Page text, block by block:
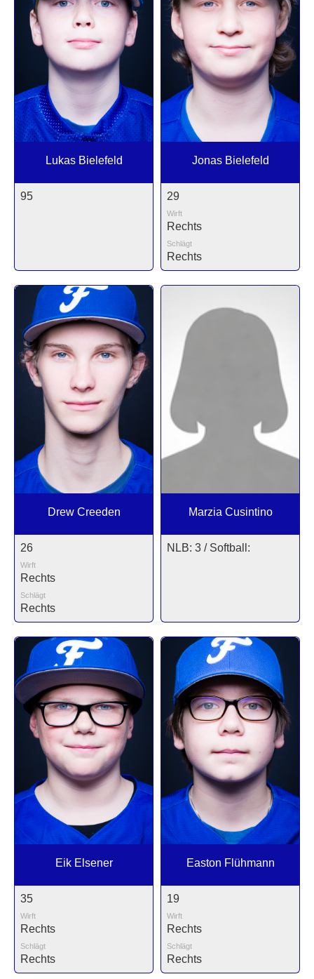
Lukas Bielefeld
95
Jonas Bielefeld
29
Wirft
Rechts
Schlägt
Rechts
Drew Creeden
26
Wirft
Rechts
Schlägt
Rechts
Marzia Cusintino
NLB: 3 / Softball:
Eik Elsener
35
Wirft
Rechts
Schlägt
Rechts
Easton Flühmann
19
Wirft
Rechts
Schlägt
Rechts